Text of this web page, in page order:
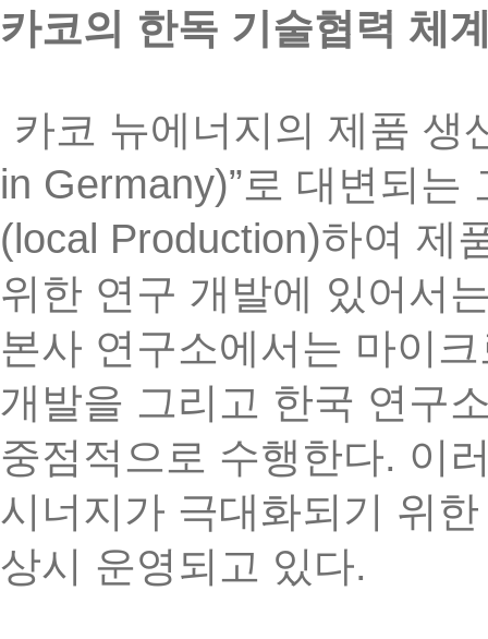
카코의 한독 기술협력 체
카코 뉴에너지의 제품 생
in Germany)”로 대변되는
(local Production)하여 제
위한 연구 개발에
있어서
본사 연구소에서는 마이
개발을 그리고 한국 연구
중점적으로 수행한다. 이
시너지가 극대화되기
위한
상시
운영되고 있다.